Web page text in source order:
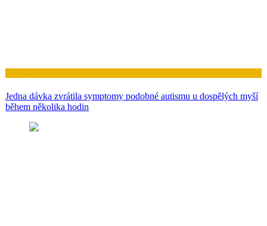
Jedna dávka zvrátila symptomy podobné autismu u dospělých myší
během několika hodin